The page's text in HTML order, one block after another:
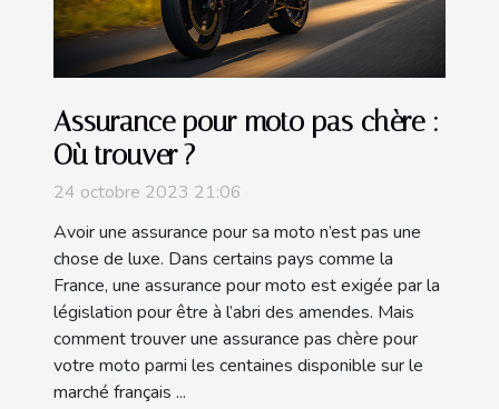
Assurance pour moto pas chère :
Où trouver ?
24 octobre 2023 21:06
Avoir une assurance pour sa moto n’est pas une
chose de luxe. Dans certains pays comme la
France, une assurance pour moto est exigée par la
législation pour être à l’abri des amendes. Mais
comment trouver une assurance pas chère pour
votre moto parmi les centaines disponible sur le
marché français ...